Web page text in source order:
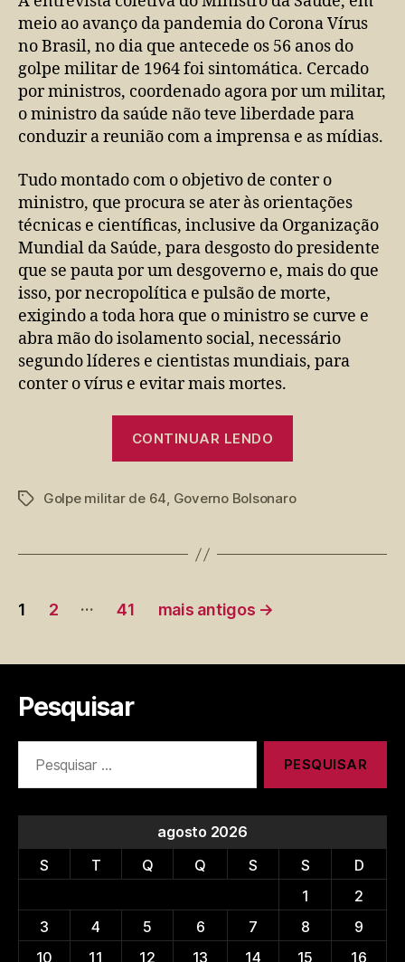
meio ao avanço da pandemia do Corona Vírus
no Brasil, no dia que antecede os 56 anos do
golpe militar de 1964 foi sintomática. Cercado
por ministros, coordenado agora por um militar,
o ministro da saúde não teve liberdade para
conduzir a reunião com a imprensa e as mídias.
Tudo montado com o objetivo de conter o
ministro, que procura se ater às orientações
técnicas e científicas, inclusive da Organização
Mundial da Saúde, para desgosto do presidente
que se pauta por um desgoverno e, mais do que
isso, por necropolítica e pulsão de morte,
exigindo a toda hora que o ministro se curve e
abra mão do isolamento social, necessário
segundo líderes e cientistas mundiais, para
conter o vírus e evitar mais mortes.
CONTINUAR LENDO
golpe
de
TagsGolpe militar de 64, Governo Bolsonaro
Paginação
posts
1 2 … 41 mais antigos →
Pesquisar
por:
agosto 2026
S
T Q Q S S
D
1
2
3
4 5 6 7 8
9
10
11 12 13 14 15 16